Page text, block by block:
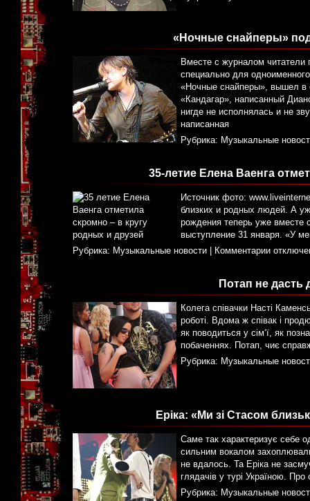
«Ночные снайперы»
Вместе с журналом читатели
специально для
«Ночные снайперы», вышел в
«Кандагар», написанный
нигде не исполнялась и не
написанная
Рубрика: Музыкальные
35-летие Елена Ваенга
Источник фото:
близких и родных людей. А
рождения теперь уже вместе
выступление 31 января. «У
Рубрика: Музыкальные новости Комментарии
Потап не дасть
Колега співачки Насті
роботі. Вдома ж співак і
як поводиться у сім‘ї, як
побаченнях. Потап, чиє
Рубрика: Музыкальные
Еріка: «Ми зі Стасом
Саме так характеризує себе
сильним вокалом
не вдалось. Та Еріка не
глядачів у турі Україною. Про
Рубрика: Музыкальные